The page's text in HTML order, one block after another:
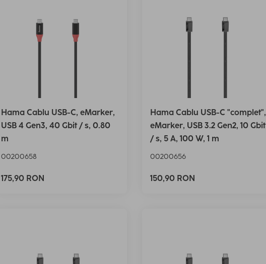
Hama Cablu USB-C, eMarker,
USB 4 Gen3, 40 Gbit / s, 0.80
m
00200658
175,90 RON
Hama Cablu USB-C "complet",
eMarker, USB 3.2 Gen2, 10 Gbit
/ s, 5 A, 100 W, 1 m
00200656
150,90 RON